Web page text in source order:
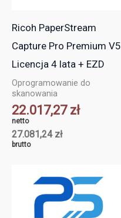
Ricoh PaperStream
Capture Pro Premium V5
Licencja 4 lata + EZD
Oprogramowanie do
skanowania
22.017,27 zł
netto
27.081,24 zł
brutto